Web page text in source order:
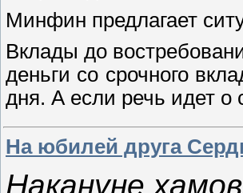
Минфин предлагает
Вклады до
деньги со срочного
дня. А если речь идет
На юбилей друга
Накануне